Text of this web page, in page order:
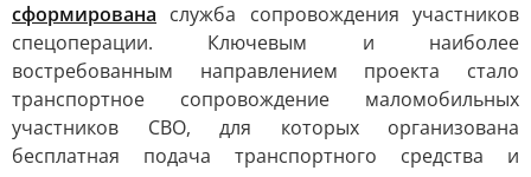
сформирована служба сопровождения участников
спецоперации. Ключевым и наиболее
востребованным направлением проекта стало
транспортное сопровождение маломобильных
участников СВО, для которых организована
бесплатная подача транспортного средства и